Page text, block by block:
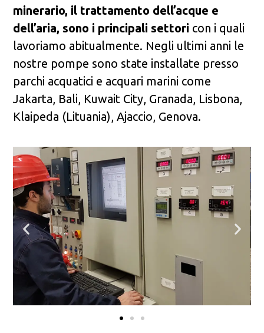
minerario, il trattamento dell’acque e
dell’aria, sono i principali settori con i quali
lavoriamo abitualmente. Negli ultimi anni le
nostre pompe sono state installate presso
parchi acquatici e acquari marini come
Jakarta, Bali, Kuwait City, Granada, Lisbona,
Klaipeda (Lituania), Ajaccio, Genova.